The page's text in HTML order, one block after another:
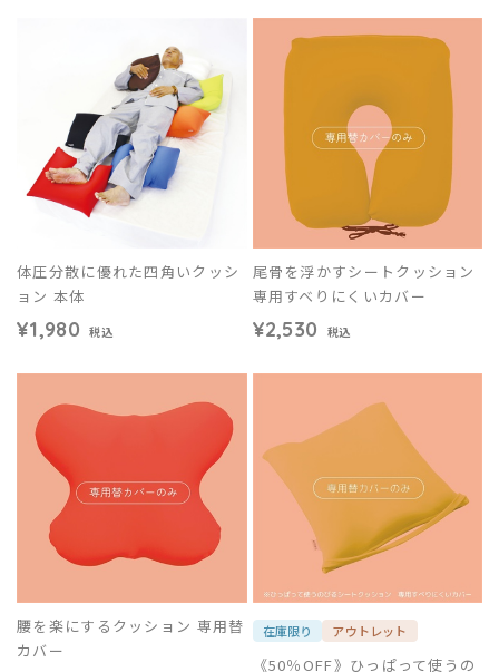
体圧分散に優れた四角いクッシ
ョン 本体
¥1,980 税込
尾骨を浮かすシートクッション
専用すべりにくいカバー
¥2,530 税込
腰を楽にするクッション 専用替
カバー
在庫限り アウトレット
《50％OFF》ひっぱって使うの